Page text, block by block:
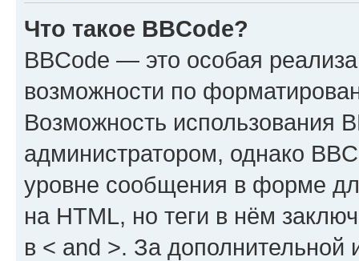
Что такое BBCode?
BBCode — это особая
возможности по
Возможность использования
администратором, однако
уровне сообщения в форме
на HTML, но теги в нём
в < and >. За